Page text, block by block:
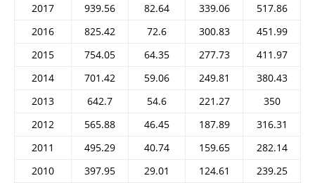
2017
939.56 82.64 339.06
517.86
2016
825.42 72.6 300.83
451.99
2015
754.05 64.35 277.73
411.97
2014
701.42 59.06 249.81
380.43
2013
642.7 54.6 221.27
350
2012
565.88 46.45 187.89
316.31
2011
495.29 40.74 159.65
282.14
2010
397.95 29.01 124.61 239.25